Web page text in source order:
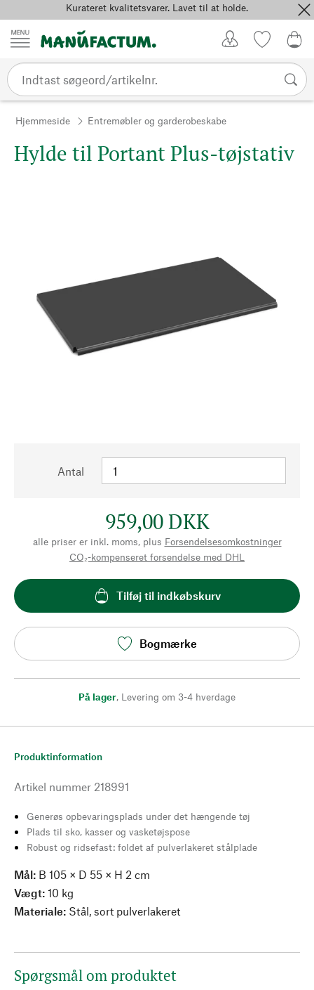
Spring til indholdKurateret kvalitetsvarer. Lavet til at holde.
Hjemmeside Entremøbler og garderobeskabe
Hylde til Portant Plus-tøjstativ
Antal
959,00 DKK
alle priser er inkl. moms, plus Forsendelsesomkostninger
CO₂-kompenseret forsendelse med DHL
Tilføj til indkøbskurv
Bogmærke
På lager, Levering om 3-4 hverdage
Produktinformation
Artikel nummer 218991
Generøs opbevaringsplads under det hængende tøj
Plads til sko, kasser og vasketøjspose
Robust og ridsefast: foldet af pulverlakeret stålplade
Mål: B 105 × D 55 × H 2 cm
Vægt: 10 kg
Materiale: Stål, sort pulverlakeret
Spørgsmål om produktet